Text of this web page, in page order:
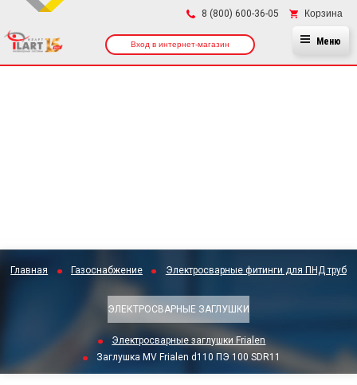
8 (800) 600-36-05 Корзина
Вход в интернет-магазин Меню
Главная Газоснабжение Электросварные фитинги для ПНД труб
ЭЛЕКТРОСВАРНЫЕ ЗАГЛУШКИ
Электросварные заглушки Frialen
Заглушка MV Frialen d110 ПЭ 100 SDR11
×